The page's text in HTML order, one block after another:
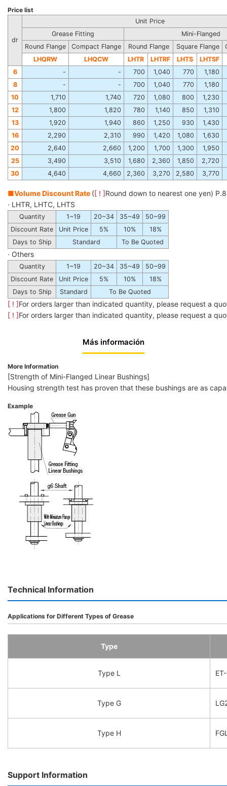
Price list
dr
Unit Price
Grease Fitting
Mini-Flanged
Round Flange
Compact Flange Round Flange Square Flange
LHQRW
LHQCW LHTR LHTRF LHTS
LHTSF
6
- - 700 1,040 770
1,180
8
- - 700 1,040 770
1,180
10
1,710 1,740 720 1,080 800
1,230
12
1,800 1,820 780 1,140 850
1,310
13
1,920 1,940 860 1,250 930
1,430
16
2,290 2,310 990 1,420 1,080
1,630
20
2,640 2,660 1,200 1,700 1,300
1,950
25
3,490 3,510 1,680 2,360 1,850
2,720
30
4,640 4,660 2,360 3,270 2,580 3,770
■Volume Discount Rate ([ ! ]Round down to nearest one yen)
· LHTR, LHTC, LHTS
Quantity 1~19 20~34 35~49
50~99
Discount Rate
Unit Price 5% 10%
18%
Days to Ship
Standard To Be Quoted
· Others
Quantity 1~19 20~34 35~49
50~99
Discount Rate
Unit Price 5% 10%
18%
Days to Ship
Standard To Be Quoted
[ ! ]For orders larger than indicated quantity, please request a
[ ! ]For orders larger than indicated quantity, please request a
Más información
More Information
[Strength of Mini-Flanged Linear Bushings]
Housing strength test has proven that these bushings are as
Example
Technical Information
Applications for Different Types of Grease
Type
Type L
Type G
Type H
Support Information